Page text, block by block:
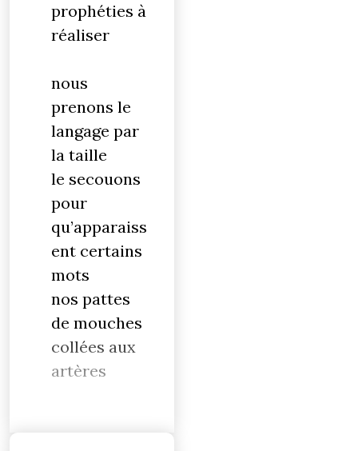
prophéties à
réaliser
nous
prenons le
langage par
la taille
le secouons
pour
qu’apparaiss
ent certains
mots
nos pattes
de mouches
collées aux
artères